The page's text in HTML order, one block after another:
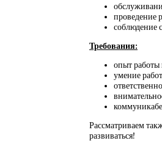
проведение
соблюдение
Требования:
опыт работы
умение
Рассматриваем
развиваться!